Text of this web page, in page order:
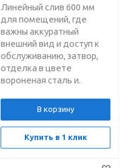
Линейный слив 600 мм
для помещений, где
важны аккуратный
внешний вид и доступ к
обслуживанию, затвор,
отделка в цвете
вороненая сталь и.
В корзину
Купить в 1 клик